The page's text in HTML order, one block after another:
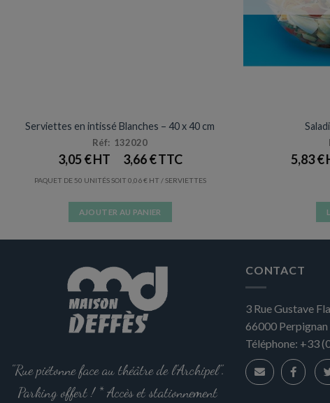
Prix en baisse
Serviettes en intissé Blanches – 40 x 40 cm
Réf: 132020
3,05€ 3,66€
PAQUET DE 50 UNITÉS SOIT 0,06€ / SERVIETTES
AJOUTER AU PANIER
5,83€
"Rue piétonne face au théâtre de l'Archipel".
Parking offert ! * Accès et stationnement
CONTACT
3 Rue Gustave
66000 Perpignan
Téléphone: +33